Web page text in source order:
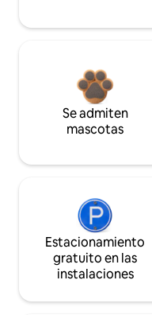
Se admiten
mascotas
Estacionamiento
gratuito en las
instalaciones